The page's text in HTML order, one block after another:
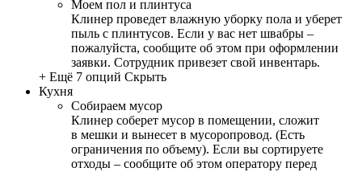
Моем пол и плинтуса
Клинер проведет влажную уборку пола и уберет
пыль с плинтусов. Если у вас нет швабры –
пожалуйста, сообщите об этом при оформлении
заявки. Сотрудник привезет свой инвентарь.
+ Ещё 7 опций Скрыть
Кухня
Собираем мусор
Клинер соберет мусор в помещении, сложит
в мешки и вынесет в мусоропровод. (Есть
ограничения по объему). Если вы сортируете
отходы – сообщите об этом оператору перед